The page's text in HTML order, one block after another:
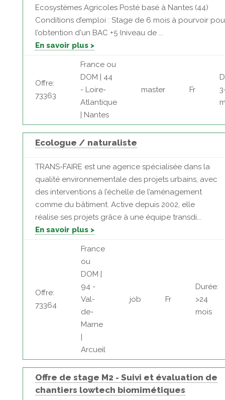
Ecosystèmes Agricoles Posté basé à Nantes (44)
Conditions d’emploi : Stage de 6 mois à pourvoir
l’obtention d'un BAC +5 (niveau de ...
En savoir plus >
Offre:
73363
France ou
DOM | 44
- Loire-
Atlantique
| Nantes
master Fr
Ecologue / naturaliste
TRANS-FAIRE est une agence spécialisée dans la
qualité environnementale des projets urbains, avec
des interventions à l’échelle de l’aménagement
comme du bâtiment. Active depuis 2002, elle
réalise ses projets grâce à une équipe transdi...
En savoir plus >
Offre:
73364
France
ou
DOM |
94 -
Val-
de-
Marne
|
Arcueil
job Fr
Durée:
>24
mois
Offre de stage M2 - Suivi et évaluation de
chantiers lowtech biomimétiques